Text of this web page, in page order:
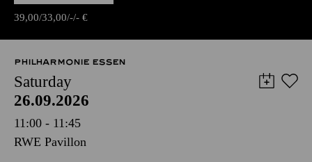
39,00 33,00 - - €
PHILHARMONIE ESSEN
Saturday
26.09.2026
11:00 - 11:45
RWE Pavillon